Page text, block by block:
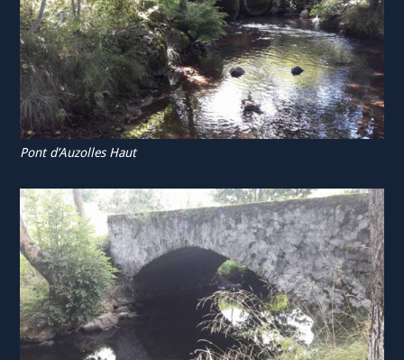
Pont d’Auzolles Haut